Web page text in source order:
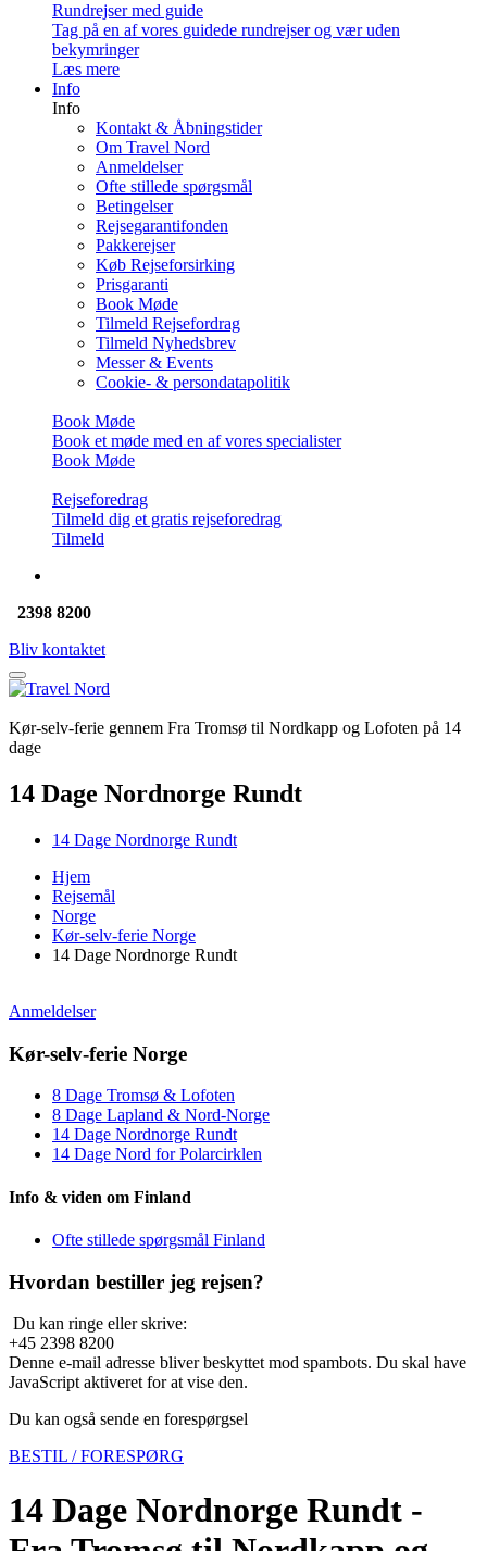
Rundrejser med guide
Tag på en af vores guidede rundrejser og vær uden
bekymringer
Læs mere
Info
Info
Kontakt & Åbningstider
Om Travel Nord
Anmeldelser
Ofte stillede spørgsmål
Betingelser
Rejsegarantifonden
Pakkerejser
Køb Rejseforsirking
Prisgaranti
Book Møde
Tilmeld Rejsefordrag
Tilmeld Nyhedsbrev
Messer & Events
Cookie- & persondatapolitik
Book Møde
Book et møde med en af vores specialister
Book Møde
Rejseforedrag
Tilmeld dig et gratis rejseforedrag
Tilmeld
2398 8200
Bliv kontaktet
Kør-selv-ferie gennem Fra Tromsø til Nordkapp og Lofoten på 14
dage
14 Dage Nordnorge Rundt
14 Dage Nordnorge Rundt
Hjem
Rejsemål
Norge
Kør-selv-ferie Norge
14 Dage Nordnorge Rundt
Anmeldelser
Kør-selv-ferie Norge
8 Dage Tromsø & Lofoten
8 Dage Lapland & Nord-Norge
14 Dage Nordnorge Rundt
14 Dage Nord for Polarcirklen
Info & viden om Finland
Ofte stillede spørgsmål Finland
Hvordan bestiller jeg rejsen?
Du kan ringe eller skrive:
+45 2398 8200
Denne e-mail adresse bliver beskyttet mod spambots. Du skal have
JavaScript aktiveret for at vise den.
Du kan også sende en forespørgsel
BESTIL / FORESPØRG
14 Dage Nordnorge Rundt -